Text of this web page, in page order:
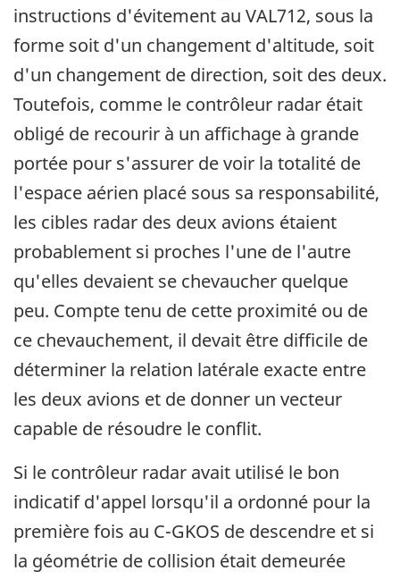
instructions d'évitement au VAL712, sous la
forme soit d'un changement d'altitude, soit
d'un changement de direction, soit des deux.
Toutefois, comme le contrôleur radar était
obligé de recourir à un affichage à grande
portée pour s'assurer de voir la totalité de
l'espace aérien placé sous sa responsabilité,
les cibles radar des deux avions étaient
probablement si proches l'une de l'autre
qu'elles devaient se chevaucher quelque
peu. Compte tenu de cette proximité ou de
ce chevauchement, il devait être difficile de
déterminer la relation latérale exacte entre
les deux avions et de donner un vecteur
capable de résoudre le conflit.
Si le contrôleur radar avait utilisé le bon
indicatif d'appel lorsqu'il a ordonné pour la
première fois au C-GKOS de descendre et si
la géométrie de collision était demeurée